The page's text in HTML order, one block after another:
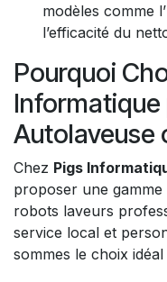
modèles comme
l’efficacité du
Pourquoi
Informatique
Autolaveuse
Chez Pigs
proposer une gamme
robots laveurs
service local et
sommes le choix idéal